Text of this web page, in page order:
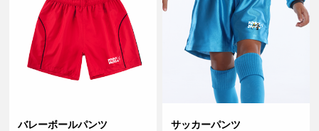
バレーボールパンツ サッカーパンツ